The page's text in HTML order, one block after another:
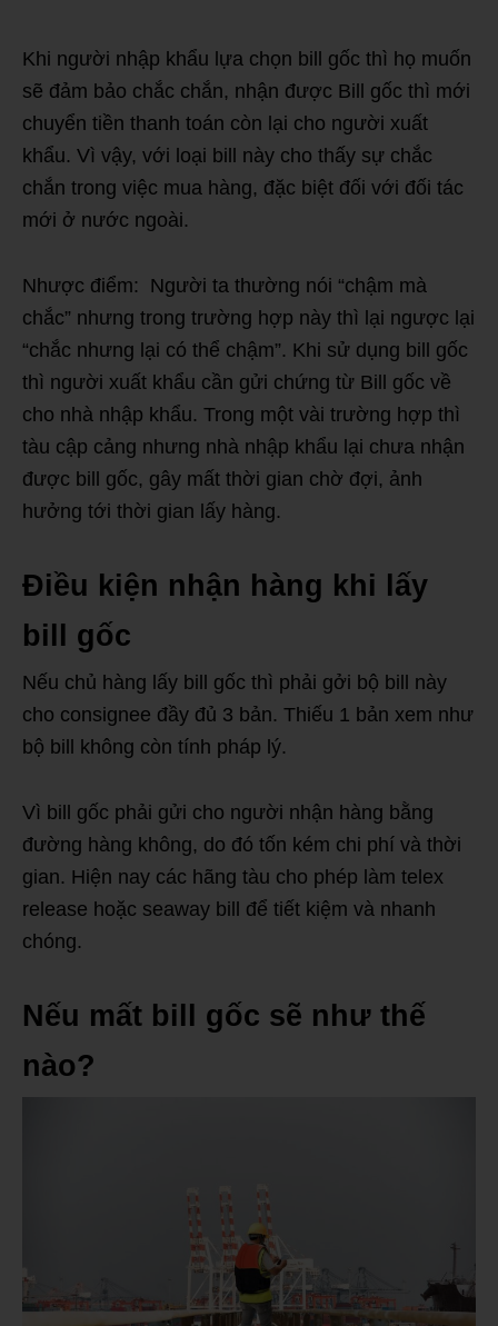
Khi người nhập khẩu lựa chọn bill gốc thì họ muốn
sẽ đảm bảo chắc chắn, nhận được Bill gốc thì mới
chuyển tiền thanh toán còn lại cho người xuất
khẩu. Vì vậy, với loại bill này cho thấy sự chắc
chắn trong việc mua hàng, đặc biệt đối với đối tác
mới ở nước ngoài.
Nhược điểm: Người ta thường nói “chậm mà
chắc” nhưng trong trường hợp này thì lại ngược lại
“chắc nhưng lại có thể chậm”. Khi sử dụng bill gốc
thì người xuất khẩu cần gửi chứng từ Bill gốc về
cho nhà nhập khẩu. Trong một vài trường hợp thì
tàu cập cảng nhưng nhà nhập khẩu lại chưa nhận
được bill gốc, gây mất thời gian chờ đợi, ảnh
hưởng tới thời gian lấy hàng.
Điều kiện nhận hàng khi lấy
bill gốc
Nếu chủ hàng lấy bill gốc thì phải gởi bộ bill này
cho consignee đầy đủ 3 bản. Thiếu 1 bản xem như
bộ bill không còn tính pháp lý.
Vì bill gốc phải gửi cho người nhận hàng bằng
đường hàng không, do đó tốn kém chi phí và thời
gian. Hiện nay các hãng tàu cho phép làm telex
release hoặc seaway bill để tiết kiệm và nhanh
chóng.
Nếu mất bill gốc sẽ như thế
nào?